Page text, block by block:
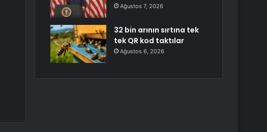
Ağustos 7, 2026
32 bin arının sırtına tek
tek QR kod taktılar
Ağustos 6, 2026